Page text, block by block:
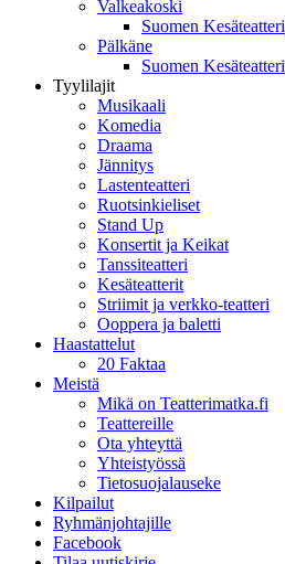
Valkeakoski
Suomen Kesäteatteri
Pälkäne
Suomen Kesäteatteri
Tyylilajit
Musikaali
Komedia
Draama
Jännitys
Lastenteatteri
Ruotsinkieliset
Stand Up
Konsertit ja Keikat
Tanssiteatteri
Kesäteatterit
Striimit ja verkko-teatteri
Ooppera ja baletti
Haastattelut
20 Faktaa
Meistä
Mikä on Teatterimatka.fi
Teattereille
Ota yhteyttä
Yhteistyössä
Tietosuojalauseke
Kilpailut
Ryhmänjohtajille
Facebook